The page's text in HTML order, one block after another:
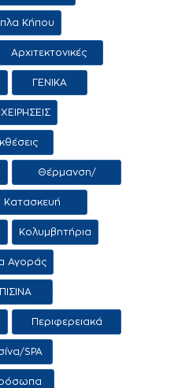
Κήπου
Αρχιτεκτονικές
προτάσεις
ΓΕΝΙΚΑ
Θέρμανση/
Αφύγρανση
Κατασκευή
αιθρίων
Κολυμβητήρια
Αγοράς
ΠΙΣΙΝΑ
Περιφερειακά
προϊόντα /
SPA